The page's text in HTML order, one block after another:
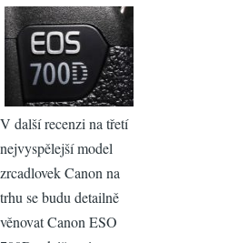
V další recenzi na třetí
nejvyspělejší model
zrcadlovek Canon na
trhu se budu detailně
věnovat Canon ESO